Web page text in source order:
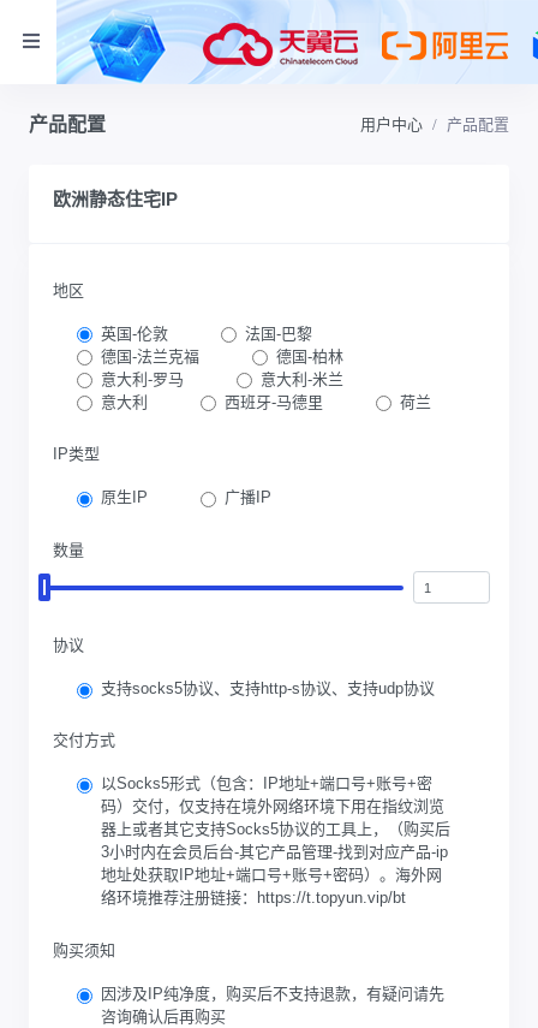
产品配置 用户中心 产品配置
欧洲静态住宅IP
地区
英国-伦敦
法国-巴黎
德国-法兰克福
德国-柏林
意大利-罗马
意大利-米兰
意大利
西班牙-马德里 荷兰
IP类型
原生IP 广播IP
数量
协议
支持socks5协议、支持http-s协议、支持udp协议
交付方式
以Socks5形式（包含：IP地址+端口号+账号+密
码）交付，仅支持在境外网络环境下用在指纹浏览
器上或者其它支持Socks5协议的工具上，（购买后
3小时内在会员后台-其它产品管理-找到对应产品-ip
地址处获取IP地址+端口号+账号+密码）。海外网
络环境推荐注册链接：https://t.topyun.vip/bt
购买须知
因涉及IP纯净度，购买后不支持退款，有疑问请先
咨询确认后再购买